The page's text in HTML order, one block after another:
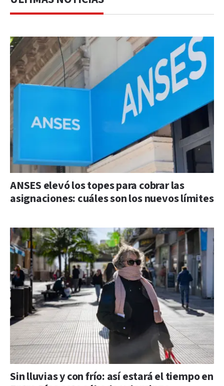
ANSES elevó los topes para cobrar las
asignaciones: cuáles son los nuevos límites
Sin lluvias y con frío: así estará el tiempo en